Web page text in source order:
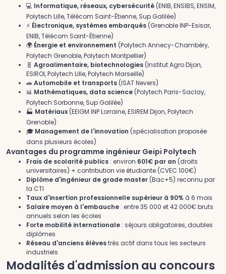
💻 Informatique, réseaux, cybersécurité (ENIB, ENSIBS, ENSIM,
Polytech Lille, Télécom Saint-Étienne, Sup Galilée)
⚡ Électronique, systèmes embarqués (Grenoble INP-Esisar,
ENIB, Télécom Saint-Étienne)
🌍 Énergie et environnement (Polytech Annecy-Chambéry,
Polytech Grenoble, Polytech Montpellier)
🧬 Agroalimentaire, biotechnologies (Institut Agro Dijon,
ESIROI, Polytech Lille, Polytech Marseille)
🚗Automobile et transports (ISAT Nevers)
📊 Mathématiques, data science (Polytech Paris-Saclay,
Polytech Sorbonne, Sup Galilée)
🏭 Matériaux(EEIGM INP Lorraine, ESIREM Dijon, Polytech
Grenoble)
🎓 Management de l'innovation (spécialisation proposée
dans plusieurs écoles)
Avantages du programme ingénieur Geipi Polytech
Frais de scolarité publics : environ 601€ par an (droits
universitaires) + contribution vie étudiante (CVEC 100€)
Diplôme d'ingénieur de grade master (Bac+5) reconnu par
la CTI
Taux d'insertion professionnelle supérieur à 90% à 6 mois
Salaire moyen à l'embauche : entre 35 000 et 42 000€ bruts
annuels selon les écoles
Forte mobilité internationale : séjours obligatoires, doubles
diplômes
Réseau d'anciens élèvestrès actif dans tous les secteurs
industriels
Modalités d'admission au concours